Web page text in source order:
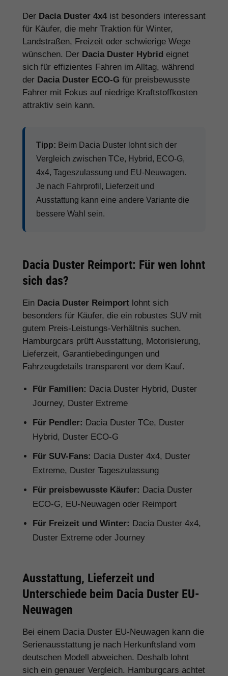
Der Dacia Duster 4x4ist besonders interessant
für Käufer, die mehr Traktion für Winter,
Landstraßen, Freizeit oder schwierige Wege
wünschen. Der Dacia Duster Hybrid eignet
sich für effizientes Fahren im Alltag, während
der Dacia Duster ECO-G für preisbewusste
Fahrer mit Fokus auf niedrige Kraftstoffkosten
attraktiv sein kann.
Tipp: Beim Dacia Duster lohnt sich der
Vergleich zwischen TCe, Hybrid, ECO-G,
4x4, Tageszulassung und EU-Neuwagen.
Je nach Fahrprofil, Lieferzeit und
Ausstattung kann eine andere Variante die
bessere Wahl sein.
Dacia Duster Reimport: Für wen lohnt
sich das?
Ein Dacia Duster Reimport lohnt sich
besonders für Käufer, die ein robustes SUV mit
gutem Preis-Leistungs-Verhältnis suchen.
Hamburgcars prüft Ausstattung, Motorisierung,
Lieferzeit, Garantiebedingungen und
Fahrzeugdetails transparent vor dem Kauf.
Für Familien: Dacia Duster Hybrid, Duster
Journey, Duster Extreme
Für Pendler: Dacia Duster TCe, Duster
Hybrid, Duster ECO-G
Für SUV-Fans: Dacia Duster 4x4, Duster
Extreme, Duster Tageszulassung
Für preisbewusste Käufer: Dacia Duster
ECO-G, EU-Neuwagen oder Reimport
Für Freizeit und Winter: Dacia Duster 4x4,
Duster Extreme oder Journey
Ausstattung, Lieferzeit und
Unterschiede beim Dacia Duster EU-
Neuwagen
Bei einem Dacia Duster EU-Neuwagen kann die
Serienausstattung je nach Herkunftsland vom
deutschen Modell abweichen. Deshalb lohnt
sich ein genauer Vergleich. Hamburgcars achtet